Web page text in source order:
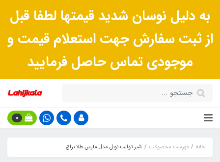
به دلیل نوسان شدید قیمتها لطفا قبل
از ثبت سفارش جهت استعلام قیمت و
موجودی تماس حاصل فرمایید
0
خانه فهرست محصولات شیر توالت نوبل مدل مارس طلا براق